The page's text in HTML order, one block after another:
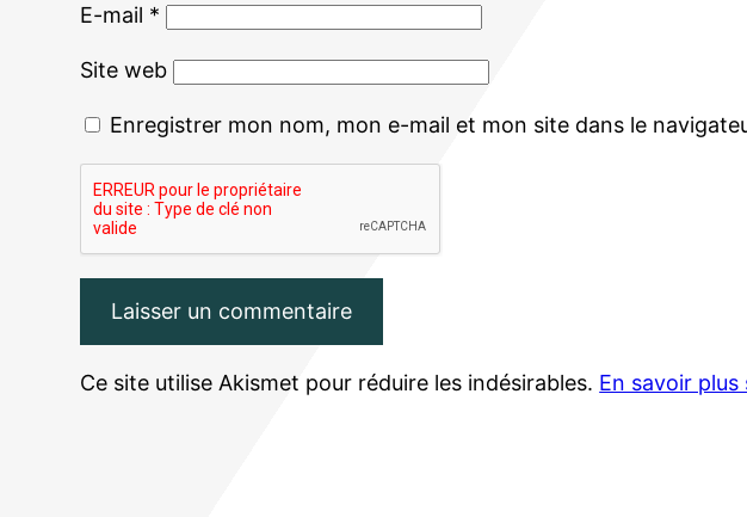
E-mail *
Site web
Enregistrer mon nom, mon e-mail et mon site dans le
Ce site utilise Akismet pour réduire les indésirables. En savoir